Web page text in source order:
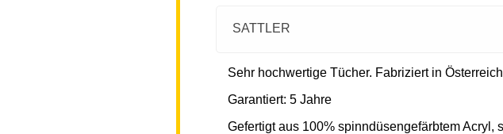
SATTLER
Sehr hochwertige Tücher. Fabriziert in
Garantiert: 5 Jahre
Gefertigt aus 100% spinndüsengefärbtem Acryl,